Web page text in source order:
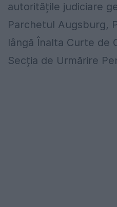
autoritățile judiciare
Parchetul Augsburg,
lângă Înalta Curte de
Secția de Urmărire